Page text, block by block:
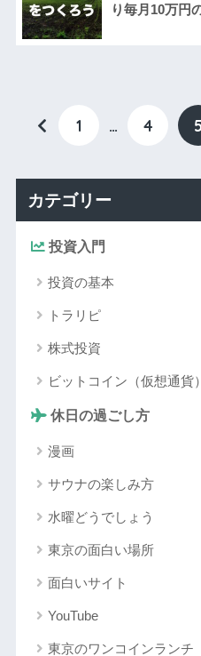
り毎月10万円
1 … 4 5
カテゴリー
投資入門
投資の基本
トラリピ
株式投資
ビットコイン（仮想通貨）
休日の過ごし方
漫画
サウナの楽しみ方
水曜どうでしょう
東京の面白い場所
面白いサイト
YouTube
東京のワンコインランチ